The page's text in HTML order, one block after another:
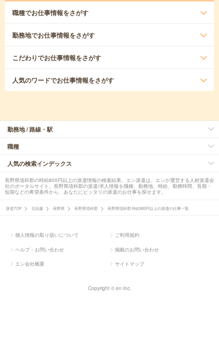
職種でお仕事情報をさがす
勤務地でお仕事情報をさがす
こだわりでお仕事情報をさがす
人気のワードでお仕事情報をさがす
勤務地 / 路線・駅
職種
人気の検索インデックス
長野県埴科郡の時給800円以上の派遣情報の検索結果。エン派遣は、エンが運営する人材派遣会
社のポータルサイト。長野県埴科郡の派遣/求人情報を職種、勤務地、時給、勤務時間、長期・
短期などの希望条件から、あなたにピッタリの派遣のお仕事を探せます。
派遣TOP 北信越 長野県 長野県埴科郡 長野県埴科郡 時給800円以上の派遣の仕事一覧
個人情報の取り扱いについて ご利用規約
ヘルプ・お問い合わせ 掲載のお問い合わせ
エン会社概要 サイトマップ
Copyright © en Inc.